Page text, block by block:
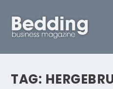
TAG: